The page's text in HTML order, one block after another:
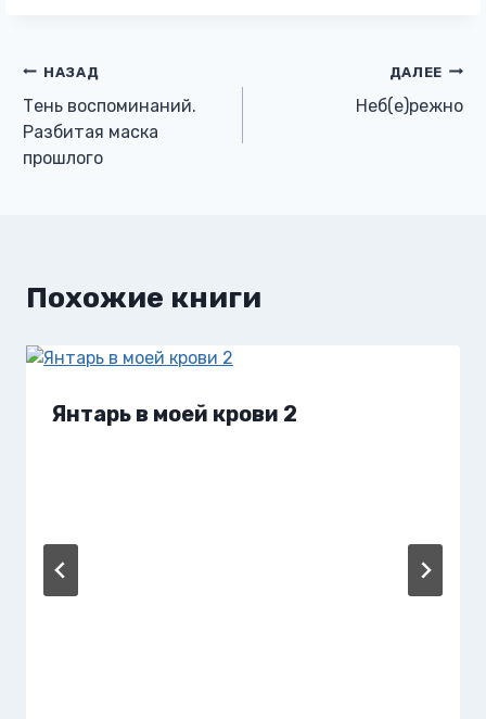
Навигация
по
записям
НАЗАД
Тень воспоминаний.
Разбитая маска
прошлого
ДАЛЕЕ
Неб(е)режно
Похожие книги
Янтарь в моей крови 2